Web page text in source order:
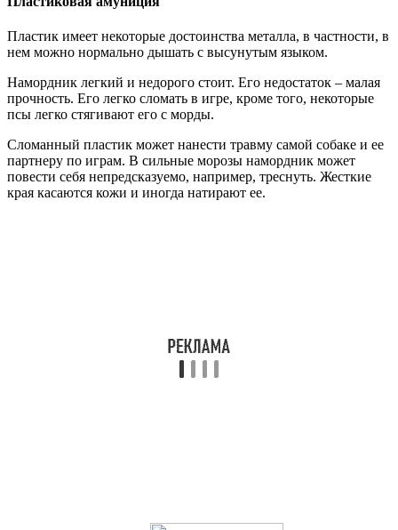
Пластик имеет некоторые достоинства металла, в частности, в
нем можно нормально дышать с высунутым языком.
Намордник легкий и недорого стоит. Его недостаток – малая
прочность. Его легко сломать в игре, кроме того, некоторые
псы легко стягивают его с морды.
Сломанный пластик может нанести травму самой собаке и ее
партнеру по играм. В сильные морозы намордник может
повести себя непредсказуемо, например, треснуть. Жесткие
края касаются кожи и иногда натирают ее.